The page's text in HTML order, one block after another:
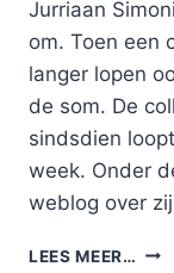
Jurriaan
om. Toen een
langer lopen
de som. De
sindsdien
week. Onder
weblog over
LEES MEER…